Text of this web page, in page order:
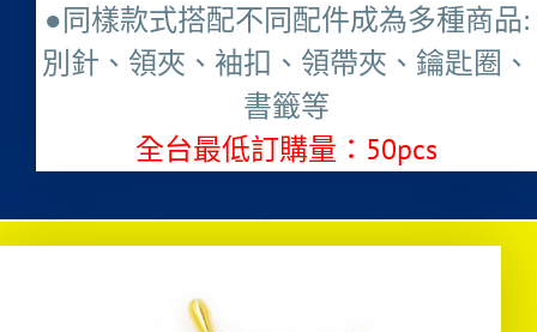
●同樣款式搭配不同配件成為多種商品:
別針、領夾、袖扣、領帶夾、鑰匙圈、
書籤等
全台最低訂購量：50pcs